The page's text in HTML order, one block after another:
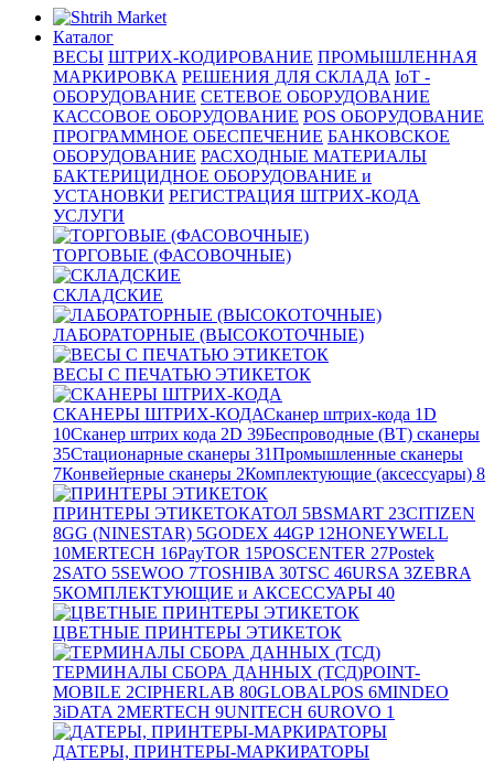
Каталог
ВЕСЫ ШТРИХ-КОДИРОВАНИЕ ПРОМЫШЛЕННАЯ
МАРКИРОВКА РЕШЕНИЯ ДЛЯ СКЛАДА IoT -
ОБОРУДОВАНИЕ СЕТЕВОЕ ОБОРУДОВАНИЕ
КАССОВОЕ ОБОРУДОВАНИЕ POS ОБОРУДОВАНИЕ
ПРОГРАММНОЕ ОБЕСПЕЧЕНИЕ БАНКОВСКОЕ
ОБОРУДОВАНИЕ РАСХОДНЫЕ МАТЕРИАЛЫ
БАКТЕРИЦИДНОЕ ОБОРУДОВАНИЕ и
УСТАНОВКИ РЕГИСТРАЦИЯ ШТРИХ-КОДА
УСЛУГИ
ТОРГОВЫЕ (ФАСОВОЧНЫЕ)
СКЛАДСКИЕ
ЛАБОРАТОРНЫЕ (ВЫСОКОТОЧНЫЕ)
ВЕСЫ С ПЕЧАТЬЮ ЭТИКЕТОК
СКАНЕРЫ ШТРИХ-КОДАСканер штрих-кода 1D
10Сканер штрих кода 2D 39Беспроводные (BT) сканеры
35Стационарные сканеры 31Промышленные сканеры
7Конвейерные сканеры 2Комплектующие (аксессуары) 8
ПРИНТЕРЫ ЭТИКЕТОКАТОЛ 5BSMART 23CITIZEN
8GG (NINESTAR) 5GODEX 44GP12HONEYWELL
10MERTECH 16PayTOR 15POSCENTER 27Postek
2SATO 5SEWOO 7TOSHIBA 30TSC 46URSA 3ZEBRA
5КОМПЛЕКТУЮЩИЕ и АКСЕССУАРЫ 40
ЦВЕТНЫЕ ПРИНТЕРЫ ЭТИКЕТОК
ТЕРМИНАЛЫ СБОРА ДАННЫХ (ТСД)POINT-
MOBILE 2CIPHERLAB 80GLOBALPOS 6MINDEO
3iDATA 2MERTECH 9UNITECH 6UROVO 1
ДАТЕРЫ, ПРИНТЕРЫ-МАРКИРАТОРЫ